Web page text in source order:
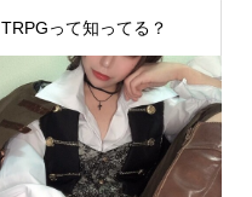
TRPGって知ってる？